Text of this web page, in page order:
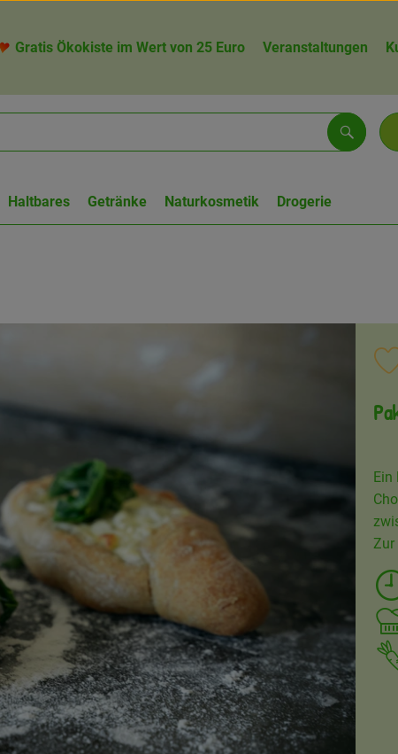
Gratis Ökokiste im Wert von 25 Euro Veranstaltungen
Suchen
Haltbares Getränke Naturkosmetik Drogerie
Ein
Zur